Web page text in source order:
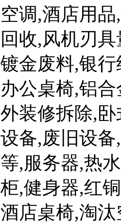
空调,酒店用
回收,风机刃
镀金废料,银
办公桌椅,铝
外装修拆除,
设备,废旧设
等,服务器,热
柜,健身器,红
酒店桌椅,淘